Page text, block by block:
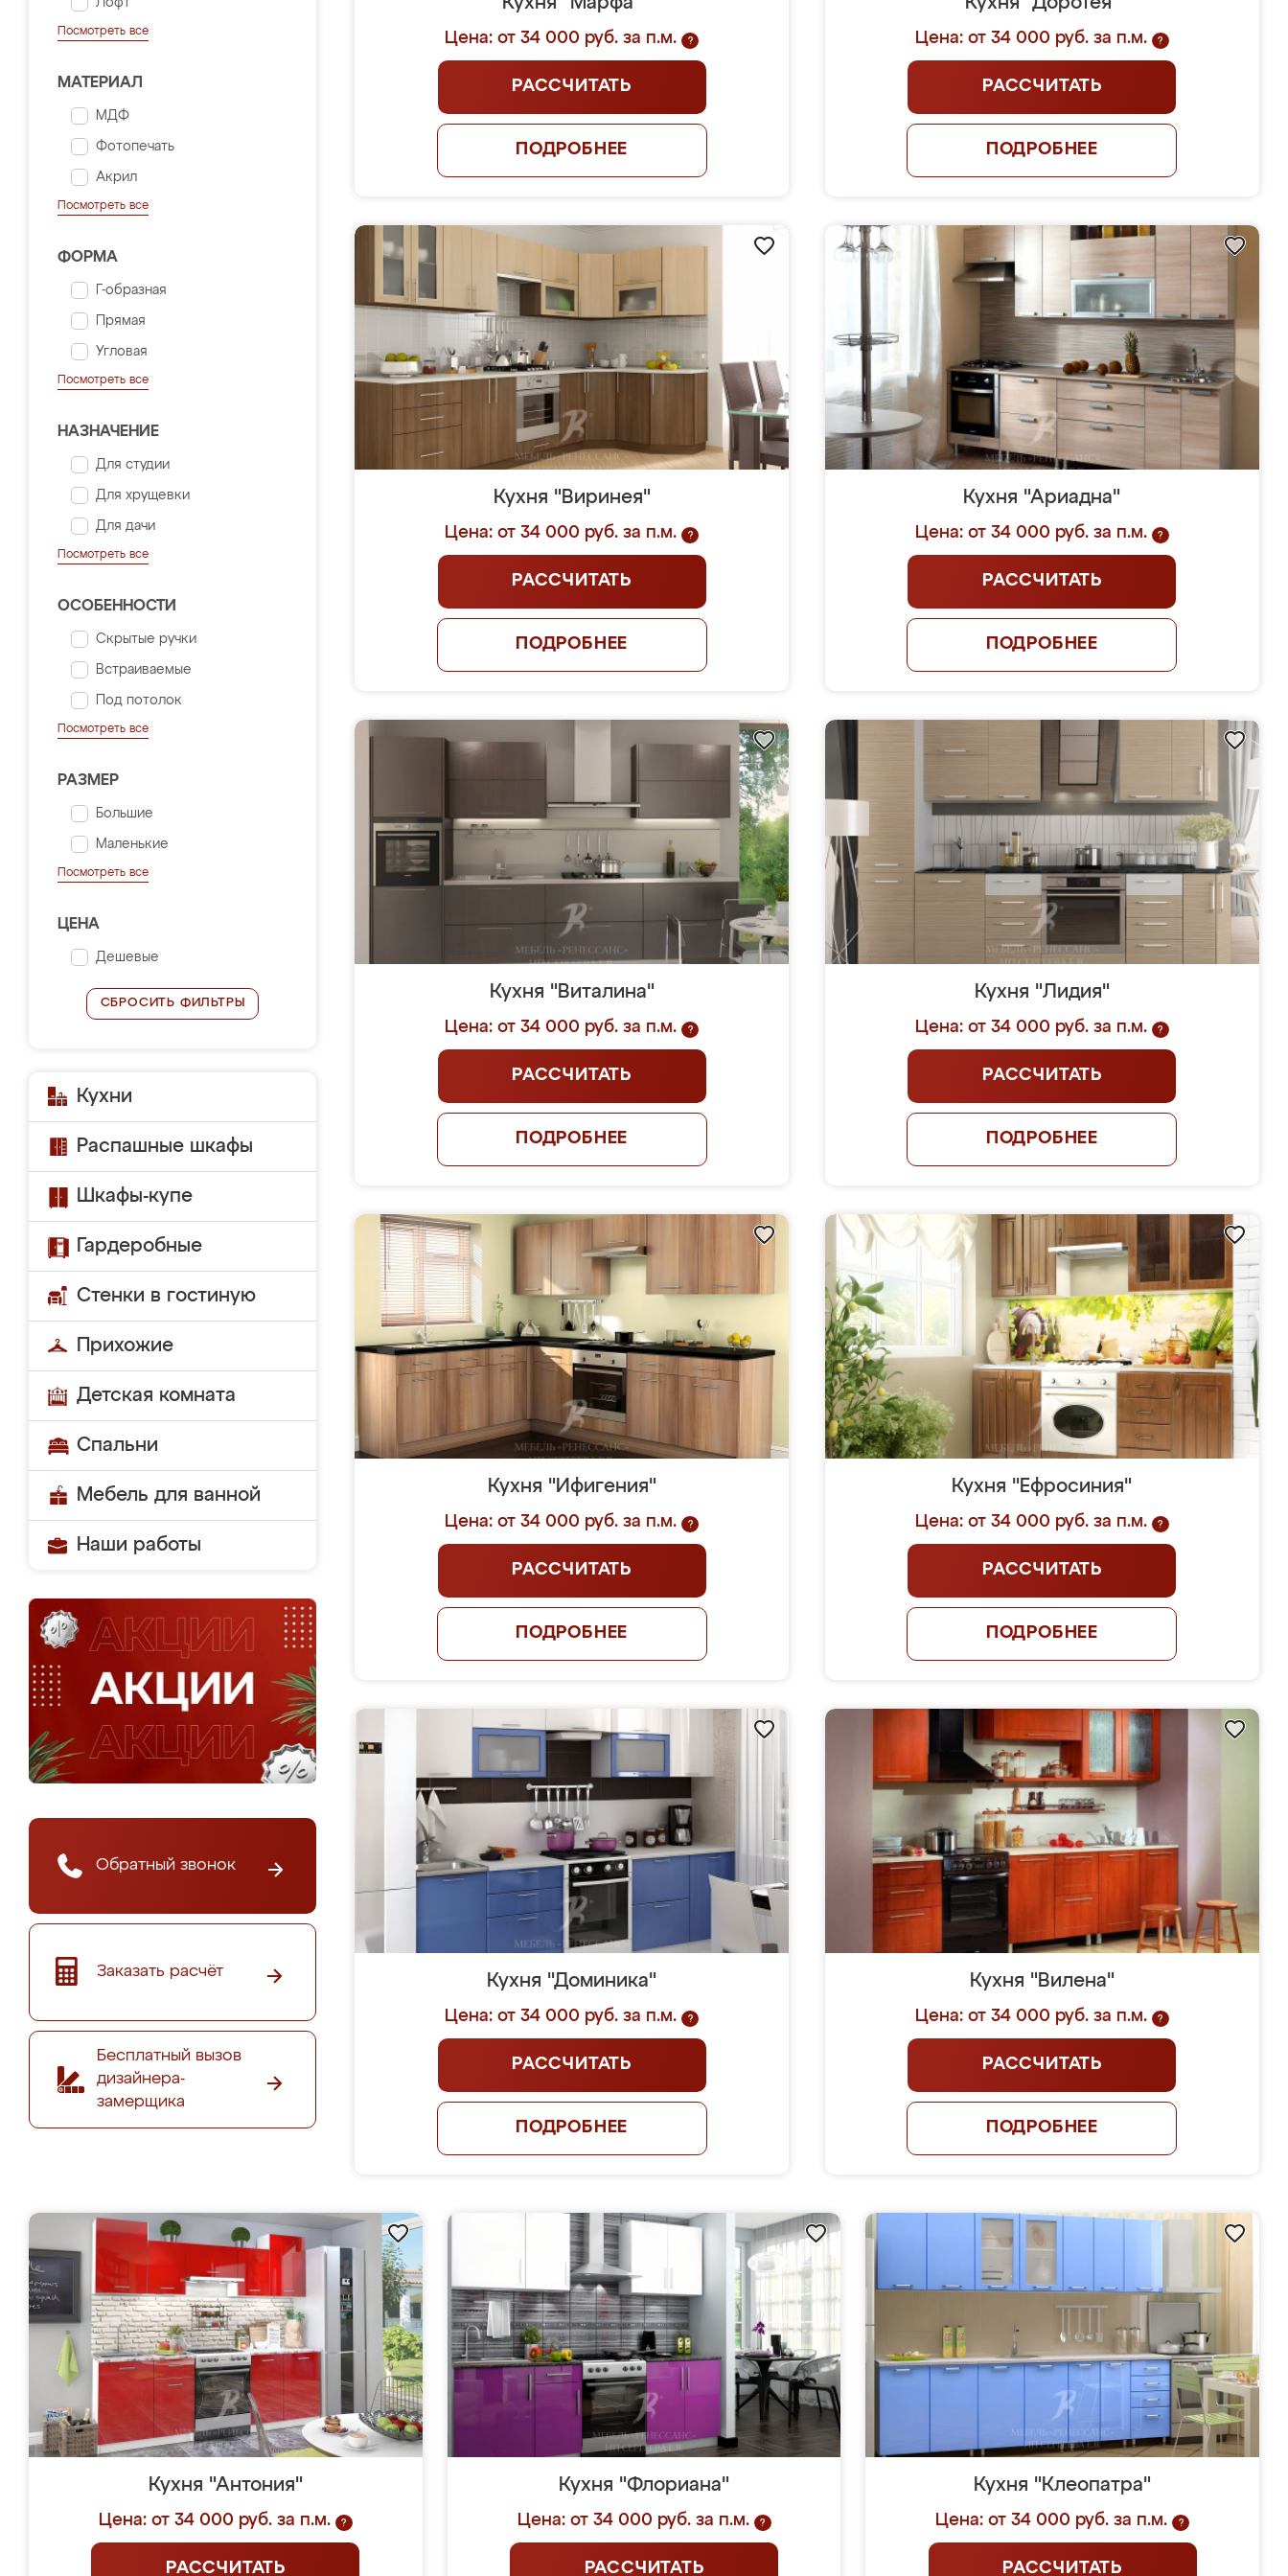
Лофт
Посмотреть все
МАТЕРИАЛ
МДФ
Фотопечать
Акрил
Посмотреть все
ФОРМА
Г-образная
Прямая
Угловая
Посмотреть все
НАЗНАЧЕНИЕ
Для студии
Для хрущевки
Для дачи
Посмотреть все
ОСОБЕННОСТИ
Скрытые ручки
Встраиваемые
Под потолок
Посмотреть все
РАЗМЕР
Большие
Маленькие
Посмотреть все
ЦЕНА
Дешевые
СБРОСИТЬ ФИЛЬТРЫ
Кухни
Распашные шкафы
Шкафы-купе
Гардеробные
Стенки в гостиную
Прихожие
Детская комната
Спальни
Мебель для ванной
Наши работы
Обратный звонок
Заказать расчёт
Бесплатный вызов
дизайнера-
замерщика
Цена: от 34 000 руб. за п.м. ?
РАССЧИТАТЬ
ПОДРОБНЕЕ
Цена: от 34 000 руб. за п.м. ?
РАССЧИТАТЬ
ПОДРОБНЕЕ
Кухня "Виринея"
Цена: от 34 000 руб. за п.м. ?
РАССЧИТАТЬ
ПОДРОБНЕЕ
Кухня "Ариадна"
Цена: от 34 000 руб. за п.м. ?
РАССЧИТАТЬ
ПОДРОБНЕЕ
Кухня "Виталина"
Цена: от 34 000 руб. за п.м. ?
РАССЧИТАТЬ
ПОДРОБНЕЕ
Кухня "Лидия"
Цена: от 34 000 руб. за п.м. ?
РАССЧИТАТЬ
ПОДРОБНЕЕ
Кухня "Ифигения"
Цена: от 34 000 руб. за п.м. ?
РАССЧИТАТЬ
ПОДРОБНЕЕ
Кухня "Ефросиния"
Цена: от 34 000 руб. за п.м. ?
РАССЧИТАТЬ
ПОДРОБНЕЕ
Кухня "Доминика"
Цена: от 34 000 руб. за п.м. ?
РАССЧИТАТЬ
ПОДРОБНЕЕ
Кухня "Вилена"
Цена: от 34 000 руб. за п.м. ?
РАССЧИТАТЬ
ПОДРОБНЕЕ
Кухня "Антония"
Цена: от 34 000 руб. за п.м. ?
РАССЧИТАТЬ
Кухня "Флориана"
Цена: от 34 000 руб. за п.м. ?
РАССЧИТАТЬ
Кухня "Клеопатра"
Цена: от 34 000 руб. за п.м. ?
РАССЧИТАТЬ